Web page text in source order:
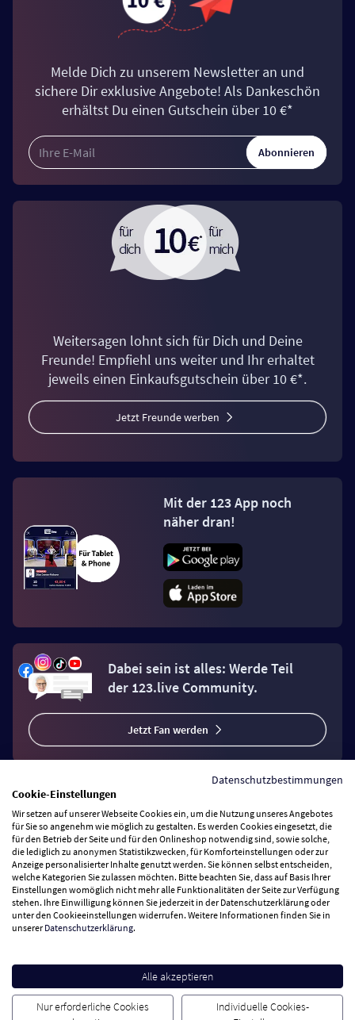
Melde Dich zu unserem Newsletter an und
sichere Dir exklusive Angebote! Als Dankeschön
erhältst Du einen Gutschein über 10 €*
Abonnieren
Weitersagen lohnt sich für Dich und Deine
Freunde! Empfiehl uns weiter und Ihr erhaltet
jeweils einen Einkaufsgutschein über 10 €*.
Jetzt Freunde werben
Mit der 123 App noch
näher dran!
Dabei sein ist alles: Werde Teil
der 123.live Community.
Jetzt Fan werden
Vertrag widerrufen
Zahlungsarten
Wir versenden mit
Besuchen Sie uns
Datenschutzbestimmungen
Cookie-Einstellungen
Wir setzen auf unserer Webseite Cookies ein, um die Nutzung unseres Angebotes
für Sie so angenehm wie möglich zu gestalten. Es werden Cookies eingesetzt, die
für den Betrieb der Seite und für den Onlineshop notwendig sind, sowie solche,
die lediglich zu anonymen Statistikzwecken, für Komforteinstellungen oder zur
Anzeige personalisierter Inhalte genutzt werden. Sie können selbst entscheiden,
welche Kategorien Sie zulassen möchten. Bitte beachten Sie, dass auf Basis Ihrer
Einstellungen womöglich nicht mehr alle Funktionalitäten der Seite zur Verfügung
stehen. Ihre Einwilligung können Sie jederzeit in der Datenschutzerklärung oder
unter den Cookieeinstellungen widerrufen. Weitere Informationen finden Sie in
unsererDatenschutzerklärung.
Alle akzeptieren
Nur erforderliche Cookies
Individuelle Cookies-